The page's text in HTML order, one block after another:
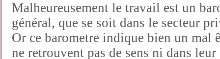
Malheureusement le travail est un
général, que se soit dans le secteur
Or ce barometre indique bien un mal
ne retrouvent pas de sens ni dans